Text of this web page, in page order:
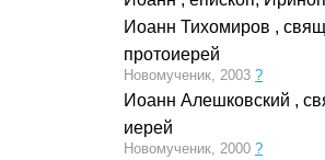
Иоанн Тихомиров ,
протоиерей
Новомученик, 2003 ?
Иоанн Алешковский ,
иерей
Новомученик, 2000 ?